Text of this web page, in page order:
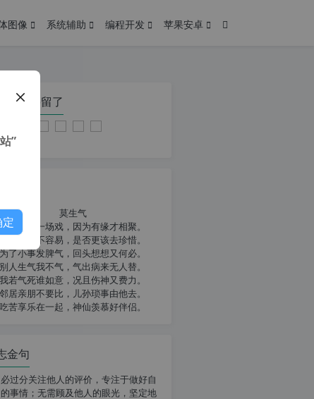
图像 系统辅助 编程开发 苹果安卓
本页停留了
莫生气
人生就像一场戏，因为有缘才相聚。
相扶到老不容易，是否更该去珍惜。
为了小事发脾气，回头想想又何必。
别人生气我不气，气出病来无人替。
我若气死谁如意，况且伤神又费力。
邻居亲朋不要比，儿孙琐事由他去。
吃苦享乐在一起，神仙羡慕好伴侣。
金句
过分关注他人的评价，专注于做好自
事情；无需顾及他人的眼光，坚定地
”